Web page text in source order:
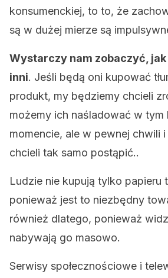
konsumenckiej, to to, że
są w dużej mierze są
Wystarczy nam zobaczyć,
inni. Jeśli będą oni kupować
produkt, my będziemy chcieli
możemy ich naśladować w tym
momencie, ale w pewnej chwili
chcieli tak samo postąpić..
Ludzie nie kupują tylko papieru
ponieważ jest to niezbędny
również dlatego, ponieważ
nabywają go masowo.
Serwisy społecznościowe i